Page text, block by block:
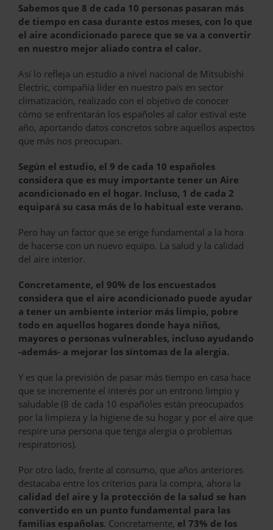
Sabemos que 8 de cada 10 personas pasaran más
de tiempo en casa durante estos meses, con lo que
el aire acondicionado parece que se va a convertir
en nuestro mejor aliado contra el calor.
Así lo refleja un estudio a nivel nacional de Mitsubishi
Electric, compañía líder en nuestro país en sector
climatización, realizado con el objetivo de conocer
cómo se enfrentarán los españoles al calor estival este
año, aportando datos concretos sobre aquellos aspectos
que más nos preocupan.
Según el estudio, el 9 de cada 10 españoles
considera que es muy importante tener un Aire
acondicionado en el hogar. Incluso, 1 de cada 2
equipará su casa más de lo habitual este verano.
Pero hay un factor que se erige fundamental a la hora
de hacerse con un nuevo equipo. La salud y la calidad
del aire interior.
Concretamente, el 90% de los encuestados
considera que el aire acondicionado puede ayudar
a tener un ambiente interior más limpio, pobre
todo en aquellos hogares donde haya niños,
mayores o personas vulnerables, incluso ayudando
-además- a mejorar los síntomas de la alergia.
Y es que la previsión de pasar más tiempo en casa hace
que se incremente el interés por un entrono limpio y
saludable (8 de cada 10 españoles están preocupados
por la limpieza y la higiene de su hogar y por el aire que
respire una persona que tenga alergia o problemas
respiratorios).
Por otro lado, frente al consumo, que años anteriores
destacaba entre los criterios para la compra, ahora la
calidad del aire y la protección de la salud se han
convertido en un punto fundamental para las
familias españolas. Concretamente, el 73% de los